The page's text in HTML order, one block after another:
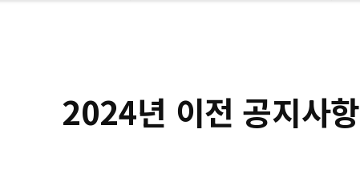
2024년 이전 공지사항